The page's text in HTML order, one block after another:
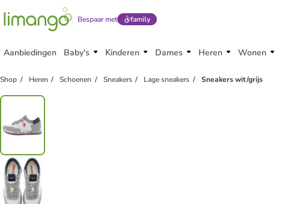
Bespaar met family
Aanbiedingen Baby's Kinderen Dames Heren Wonen
Shop Heren Schoenen Sneakers Lage sneakers Sneakers wit/grijs